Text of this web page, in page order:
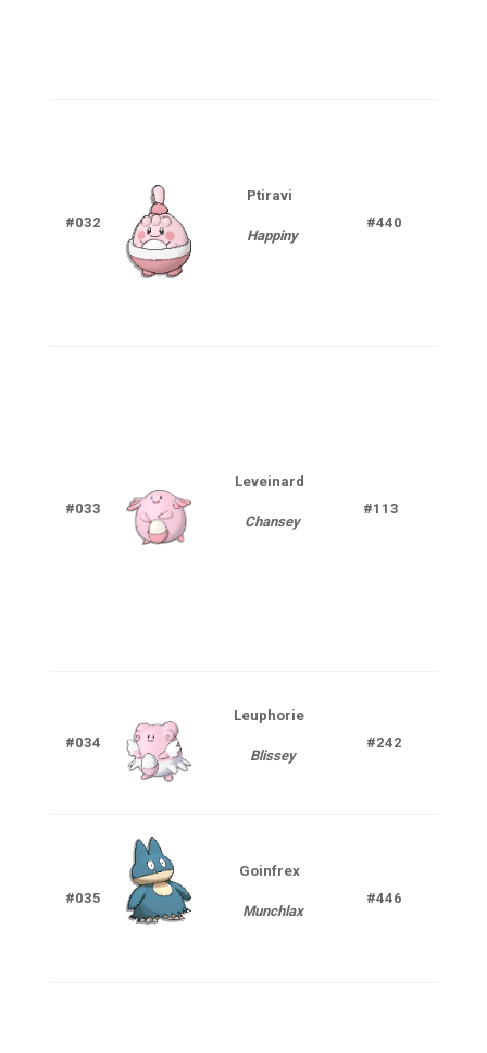
#032
Ptiravi
Happiny
#440
#033
Leveinard
Chansey
#113
#034
Leuphorie
Blissey
#242
#035
Goinfrex
Munchlax
#446